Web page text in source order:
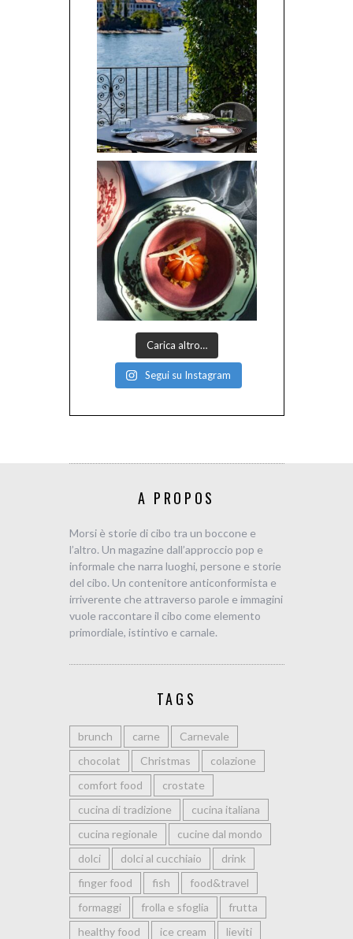
Carica altro…
Segui su Instagram
A PROPOS
Morsi è storie di cibo tra un boccone e
l’altro. Un magazine dall’approccio pop e
informale che narra luoghi, persone e storie
del cibo. Un contenitore anticonformista e
irriverente che attraverso parole e immagini
vuole raccontare il cibo come elemento
primordiale, istintivo e carnale.
TAGS
brunch carne
Carnevale
chocolat
Christmas
colazione
comfort food
crostate
cucina di tradizione
cucina italiana
cucina regionale
cucine dal mondo
dolci
dolci al cucchiaio
drink
finger food
fish
food&travel
formaggi
frolla e sfoglia
frutta
healthy food
ice cream lieviti